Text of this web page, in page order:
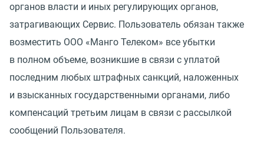
органов власти и иных регулирующих органов,
затрагивающих Сервис. Пользователь обязан также
возместить ООО «Манго Телеком» все убытки
в полном объеме, возникшие в связи с уплатой
последним любых штрафных санкций, наложенных
и взысканных государственными органами, либо
компенсаций третьим лицам в связи с рассылкой
сообщений Пользователя.